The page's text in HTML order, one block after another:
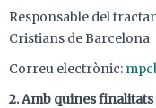
Responsable del
Cristians de Barcelona
Correu electrònic:
2. Amb quines